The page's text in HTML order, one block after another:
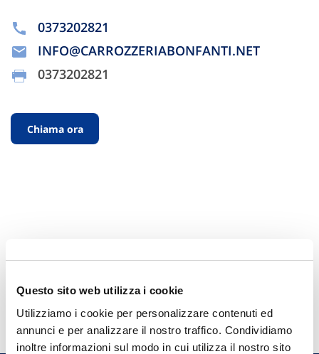
Questo sito web utilizza i cookie
Utilizziamo i cookie per personalizzare contenuti ed
annunci e per analizzare il nostro traffico. Condividiamo
inoltre informazioni sul modo in cui utilizza il nostro sito
0373202821
INFO@CARROZZERIABONFANTI.NET
0373202821
Chiama ora
Hai bisogno di
informazioni?
Trova l'Agenzia più vicina a te e parla con